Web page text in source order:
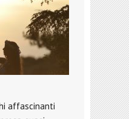
affascinanti